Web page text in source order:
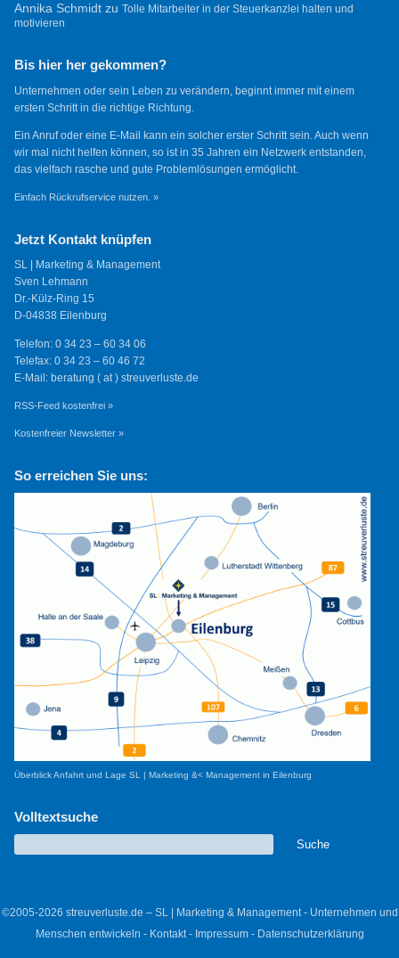
Annika Schmidtzu Tolle Mitarbeiter in der Steuerkanzlei halten und
motivieren
Bis hier her gekommen?
Unternehmen oder sein Leben zu verändern, beginnt immer mit einem
ersten Schritt in die richtige Richtung.
Ein Anruf oder eine E-Mail kann ein solcher erster Schritt sein. Auch wenn
wir mal nicht helfen können, so ist in 35 Jahren ein Netzwerk entstanden,
das vielfach rasche und gute Problemlösungen ermöglicht.
Einfach Rückrufservice nutzen. »
Jetzt Kontakt knüpfen
SL | Marketing & Management
Sven Lehmann
Dr.-Külz-Ring 15
D-04838 Eilenburg
Telefon: 0 34 23 – 60 34 06
Telefax: 0 34 23 – 60 46 72
E-Mail: beratung ( at ) streuverluste.de
RSS-Feed kostenfrei »
Kostenfreier Newsletter »
So erreichen Sie uns:
Überblick Anfahrt und Lage SL | Marketing &< Management in Eilenburg
Volltextsuche
©2005-2026 streuverluste.de – SL | Marketing & Management - Unternehmen und
Menschen entwickeln - Kontakt- Impressum- Datenschutzerklärung